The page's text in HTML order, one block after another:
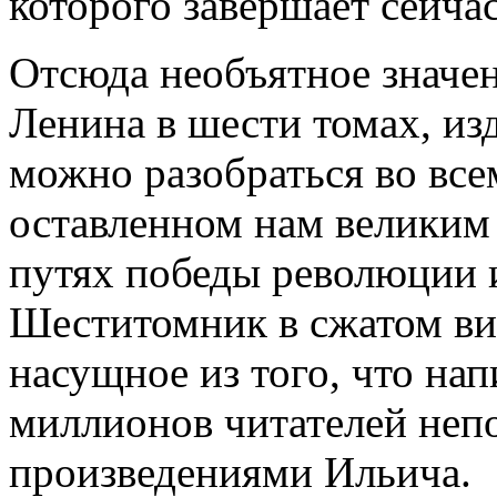
Отсюда необъятное
Ленина в шести томах,
можно разобраться во
оставленном нам
путях победы революции
Шеститомник в сжатом
насущное из того, что
миллионов читателей
произведениями Ильича.